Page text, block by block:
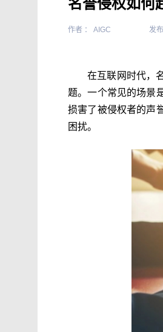
名誉侵权如何
作者 ： AIGC 发
在互联网时代，
题。一个常见的场景
损害了被侵权者的声
困扰。